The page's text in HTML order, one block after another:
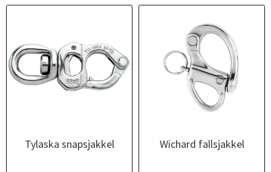
Tylaska snapsjakkel Wichard fallsjakkel